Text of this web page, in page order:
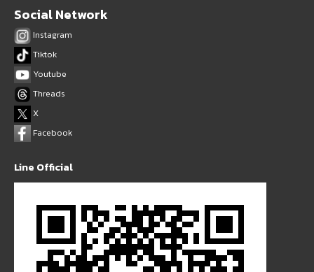
Social Network
Instagram
Tiktok
Youtube
Threads
X
Facebook
Line Official